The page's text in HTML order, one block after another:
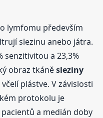
lymfomu především
slezinu anebo játra.
senzitivitou a 23,3%
obraz tkáněsleziny
plástve. V závislosti
protokolu je
a medián doby